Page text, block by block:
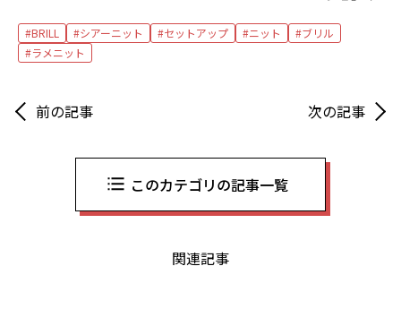
BRILL シアーニット セットアップ ニット
ブリル
ラメニット
前の記事 次の記事
このカテゴリの記事一覧
関連記事